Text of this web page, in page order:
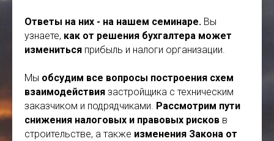
Ответы на них - на нашем семинаре. Вы
узнаете, как от решения бухгалтера может
измениться прибыль и налоги организации.
Мы обсудим все вопросы построения схем
взаимодействия застройщика с техническим
заказчиком и подрядчиками. Рассмотрим пути
снижения налоговых и правовых рисков в
строительстве, а также изменения Закона от